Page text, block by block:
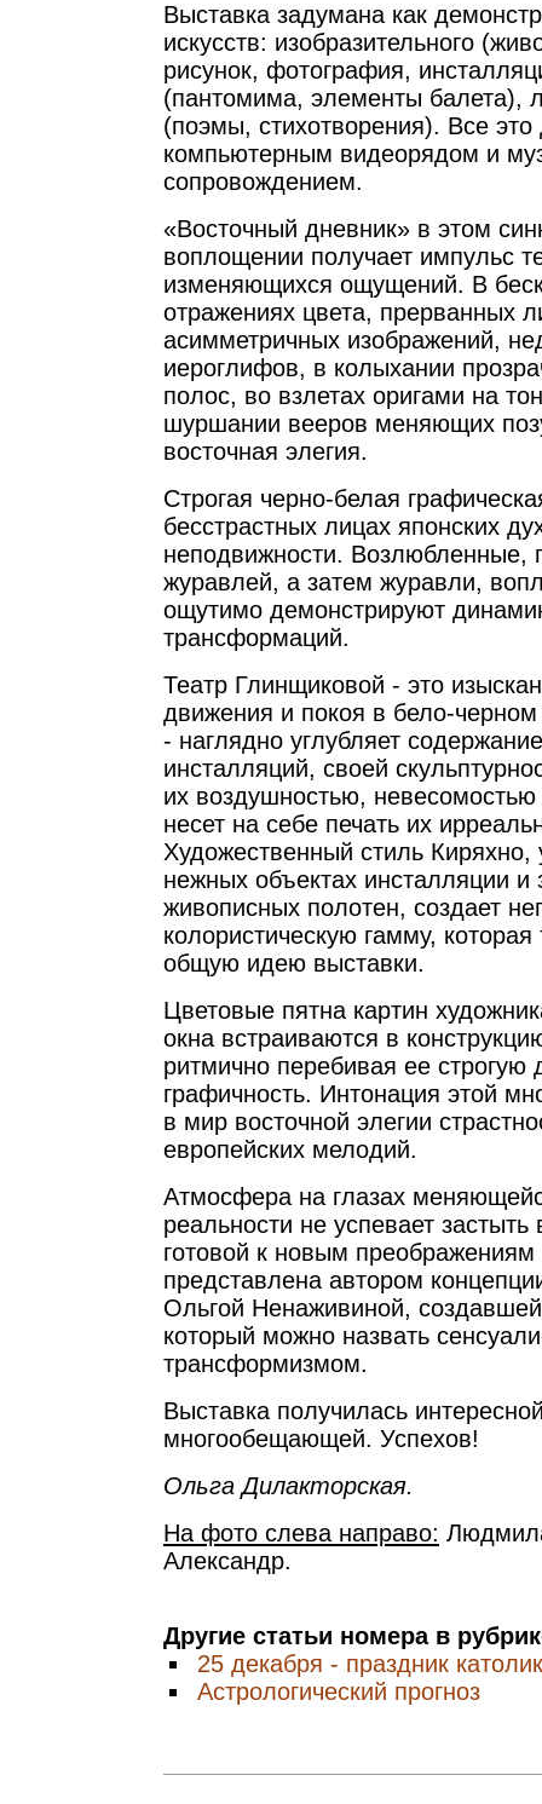
Выставка задумана как
искусств: изобразительного
рисунок, фотография,
(пантомима, элементы балета),
(поэмы, стихотворения). Все это
компьютерным видеорядом и
сопровождением.
«Восточный дневник» в этом
воплощении получает импульс
изменяющихся ощущений. В
отражениях цвета, прерванных
асимметричных изображений,
иероглифов, в колыхании
полос, во взлетах оригами на
шуршании вееров меняющих
восточная элегия.
Строгая черно-белая
бесстрастных лицах японских
неподвижности. Возлюбленные,
журавлей, а затем журавли,
ощутимо демонстрируют
трансформаций.
Театр Глинщиковой - это
движения и покоя в бело-
- наглядно углубляет
инсталляций, своей
их воздушностью,
несет на себе печать их
Художественный стиль
нежных объектах инсталляции
живописных полотен, создает
колористическую гамму, которая
общую идею выставки.
Цветовые пятна картин
окна встраиваются в
ритмично перебивая ее строгую
графичность. Интонация этой
в мир восточной элегии
европейских мелодий.
Атмосфера на глазах
реальности не успевает
готовой к новым преображениям
представлена автором
Ольгой Ненаживиной,
который можно назвать
трансформизмом.
Выставка получилась
многообещающей. Успехов!
Ольга Дилакторская.
На фото слева направо:
Александр.
Другие статьи номера в
25 декабря - праздник
Астрологический прогноз